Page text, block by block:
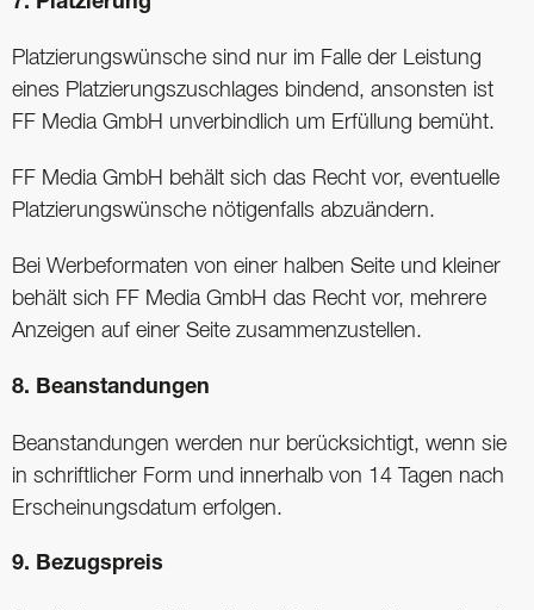
Platzierungswünsche sind nur im Falle der Leistung
eines Platzierungszuschlages bindend, ansonsten ist
FF Media GmbH unverbindlich um Erfüllung bemüht.
FF Media GmbH behält sich das Recht vor, eventuelle
Platzierungswünsche nötigenfalls abzuändern.
Bei Werbeformaten von einer halben Seite und kleiner
behält sich FF Media GmbH das Recht vor, mehrere
Anzeigen auf einer Seite zusammenzustellen.
8. Beanstandungen
Beanstandungen werden nur berücksichtigt, wenn sie
in schriftlicher Form und innerhalb von 14 Tagen nach
Erscheinungsdatum erfolgen.
9. Bezugspreis